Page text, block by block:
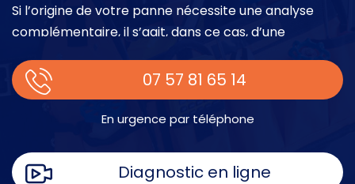
Si l’origine de votre panne nécessite une analyse
complémentaire, il s’agit, dans ce cas, d’une
place.
07 57 81 65 14
En urgence par téléphone
Diagnostic en ligne